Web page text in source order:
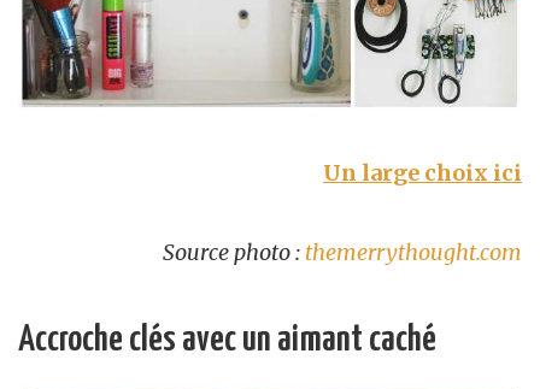
Un large choix ici
Source photo : themerrythought.com
Accroche clés avec un aimant caché